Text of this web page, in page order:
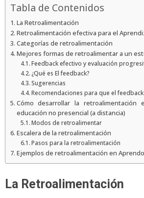
Tabla de Contenidos
La Retroalimentación
Retroalimentación efectiva para el
Categorías de retroalimentación
Mejores formas de retroalimentar a un
Feedback efectivo y evaluación
¿Qué es El feedback?
Sugerencias
Recomendaciones para que el
Cómo desarrollar la
educación no presencial (a distancia)
Modos de retroalimentar
Escalera de la retroalimentación
Pasos para la retroalimentación
Ejemplos de retroalimentación en
La Retroalimentación